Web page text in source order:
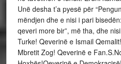
Unë desha t’a pyesë për
mëndjen dhe e nisi i pari
qeveri more bir”, më tha, dhe
Turke! Qeverinë e Ismail
Mbretit Zog! Qeverinë e